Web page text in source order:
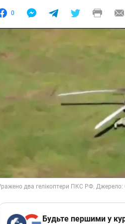
0
Будьте першими у